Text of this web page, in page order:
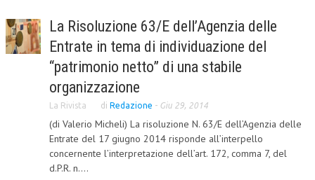
PRASSI
AMMINISTRATIVA
TRIBUTARIA
EUROPEA
COSTITUZIONALE
La Risoluzione 63/E dell’Agenzia delle
Entrate in tema di individuazione del
“patrimonio netto” di una stabile
organizzazione
La Rivista di Redazione - Giu 29, 2014
(di Valerio Micheli) La risoluzione N. 63/E dell’Agenzia delle
Entrate del 17 giugno 2014 risponde all’interpello
concernente l’interpretazione dell’art. 172, comma 7, del
d.P.R. n....